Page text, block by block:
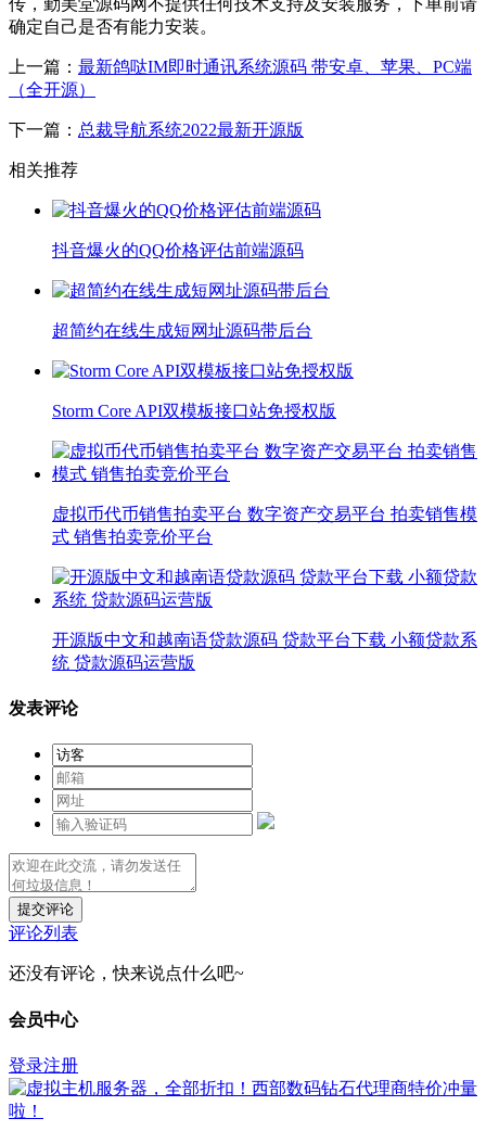
确定自己是否有能力安装。
上一篇： 最新鸽哒IM即时通讯系统源码 带安卓、苹果、PC端
（全开源）
下一篇： 总裁导航系统2022最新开源版
相关推荐
抖音爆火的QQ价格评估前端源码
超简约在线生成短网址源码带后台
Storm Core API双模板接口站免授权版
虚拟币代币销售拍卖平台 数字资产交易平台 拍卖销售模
式 销售拍卖竞价平台
开源版中文和越南语贷款源码 贷款平台下载 小额贷款系
统 贷款源码运营版
发表评论
提交评论
评论列表
还没有评论，快来说点什么吧~
会员中心
登录注册